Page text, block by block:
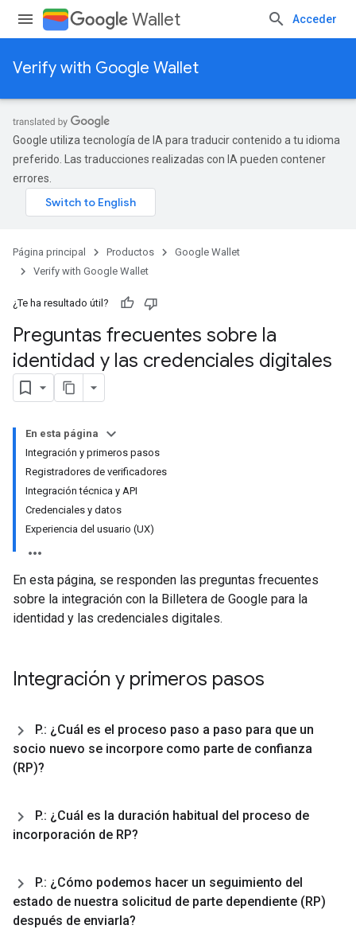
Wallet Acceder
Verify with Google Wallet
Google utiliza tecnología de IA para traducir contenido a tu idioma
preferido. Las traducciones realizadas con IA pueden contener
errores.
Página principal Productos
Google Wallet
Verify with Google Wallet
¿Te ha resultado útil?
Preguntas frecuentes sobre la
identidad y las credenciales digitales
En esta página
Integración y primeros pasos
Registradores de verificadores
Integración técnica y API
Credenciales y datos
Experiencia del usuario (UX)
En esta página, se responden las preguntas frecuentes
sobre la integración con la Billetera de Google para la
identidad y las credenciales digitales.
Integración y primeros pasos
P.: ¿Cuál es el proceso paso a paso para que un
socio nuevo se incorpore como parte de confianza
(RP)?
P.: ¿Cuál es la duración habitual del proceso de
incorporación de RP?
P.: ¿Cómo podemos hacer un seguimiento del
estado de nuestra solicitud de parte dependiente (RP)
después de enviarla?